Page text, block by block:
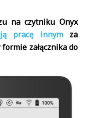
na czytniku Onyx
pracę innymza
załącznika do